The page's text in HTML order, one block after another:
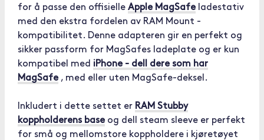
for å passe den offisielle Apple MagSafeladestativ
med den ekstra fordelen av RAM Mount -
kompatibilitet. Denne adapteren gir en perfekt og
sikker passform for MagSafes ladeplate og er kun
kompatibel med iPhone - dell dere som har
MagSafe, med eller uten MagSafe-deksel.
Inkludert i dette settet er RAM Stubby
koppholderens baseog dell steam sleeve er perfekt
for små og mellomstore koppholdere i kjøretøyet